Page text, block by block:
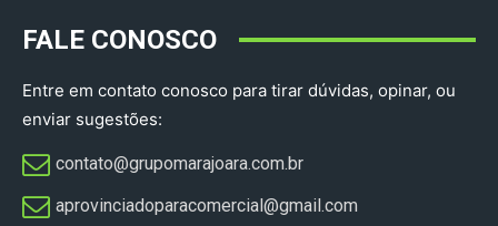
FALE CONOSCO
Entre em contato conosco para tirar dúvidas, opinar, ou
enviar sugestões:
contato@grupomarajoara.com.br
aprovinciadoparacomercial@gmail.com​